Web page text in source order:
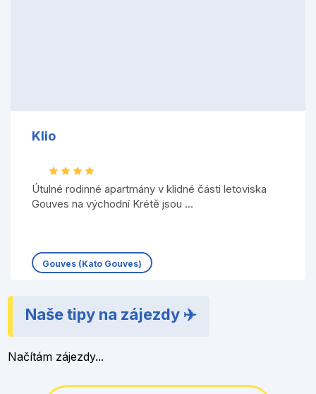
Klio
Útulné rodinné apartmány v klidné části letoviska
Gouves na východní Krétě jsou ...
Gouves (Kato Gouves)
Naše tipy na zájezdy ✈️
Načítám zájezdy...